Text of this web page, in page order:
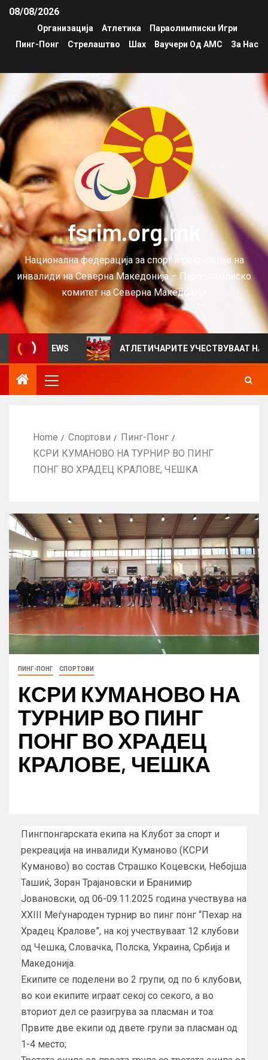
08/08/2026
Организација Атлетика
Параолимписки Игри
Пинг-Понг
Стрелаштво Шах Ваучери Од АМС За Нас
fsrim.org.mk
Национална федерација за спорт и рекреација на
инвалиди на Северна Македонија – Параолимписко
комитет на Северна Македонија
VIEWS АТЛЕТИЧАРИТЕ УЧЕСТВУВААТ НА
Home Спортови
Пинг-Понг
КСРИ КУМАНОВО НА ТУРНИР ВО ПИНГ
ПОНГ ВО ХРАДЕЦ КРАЛОВЕ, ЧЕШКА
ПИНГ-ПОНГ СПОРТОВИ
КСРИ КУМАНОВО НА
ТУРНИР ВО ПИНГ
ПОНГ ВО ХРАДЕЦ
КРАЛОВЕ, ЧЕШКА
Пингпонгарската екипа на Клубот за спорт и
рекреација на инвалиди Куманово (КСРИ
Куманово) во состав Страшко Коцевски, Небојша
Ташиќ, Зоран Трајановски и Бранимир
Јовановски, од 06-09.11.2025 година учествува на
XXIII Меѓународен турнир во пинг понг “Пехар на
Храдец Кралове”, на кој учествуваат 12 клубови
од Чешка, Словачка, Полска, Украина, Србија и
Македонија.
Екипите се поделени во 2 групи, од по 6 клубови,
во кои екипите играат секој со секого, а во
вториот дел се разигрува за пласман и тоа:
Првите две екипи од двете групи за пласман од
1-4 место;